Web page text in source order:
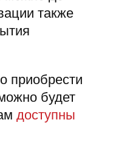
также
приобрести
будет
доступны